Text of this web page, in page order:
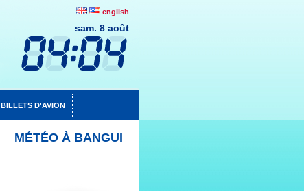
english
sam. 8 août
BILLETS D'AVION
MÉTÉO À BANGUI